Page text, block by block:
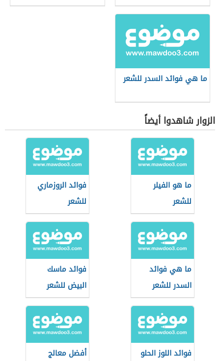
ما هي فوائد السدر للشعر
الزوار شاهدوا أيضاً
ما هو الفيلر
للشعر
فوائد الروزماري
للشعر
ما هي فوائد
السدر للشعر
فوائد ماسك
البيض للشعر
فوائد اللوز الحلو
أفضل معالج